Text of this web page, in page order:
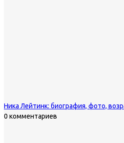
Ника Лейтинк: биография, фото,
0 комментариев